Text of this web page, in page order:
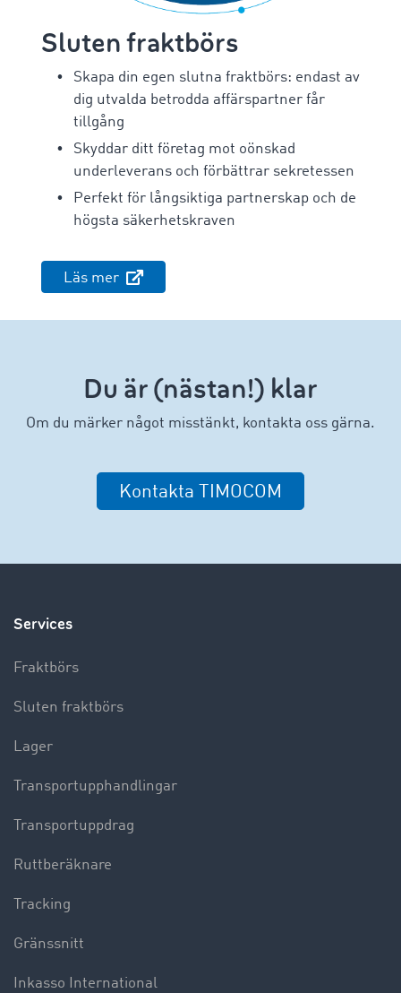
Sluten fraktbörs
Skapa din egen slutna fraktbörs: endast av
dig utvalda betrodda affärspartner får
tillgång
Skyddar ditt företag mot oönskad
underleverans och förbättrar sekretessen
Perfekt för långsiktiga partnerskap och de
högsta säkerhetskraven
Läs mer
Du är (nästan!) klar
Om du märker något misstänkt, kontakta oss gärna.
Kontakta TIMOCOM
Services
Fraktbörs
Sluten fraktbörs
Lager
Transportupphandlingar
Transportuppdrag
Ruttberäknare
Tracking
Gränssnitt
Inkasso International